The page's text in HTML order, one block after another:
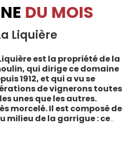
DU MOIS
Liquière
est la propriété de la
qui dirige ce domaine
1912, et qui a vu se
de vignerons toutes
unes que les autres.
morcelé. Il est composé de
milieu de la garrigue : ce
Caussiniojouls,